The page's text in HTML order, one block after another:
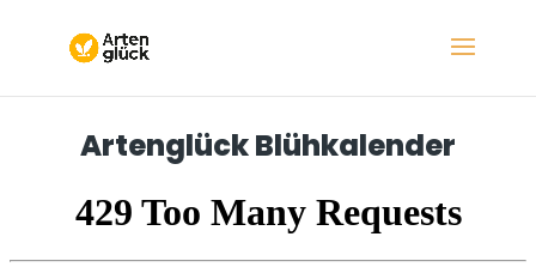
Artenglück Blühkalender